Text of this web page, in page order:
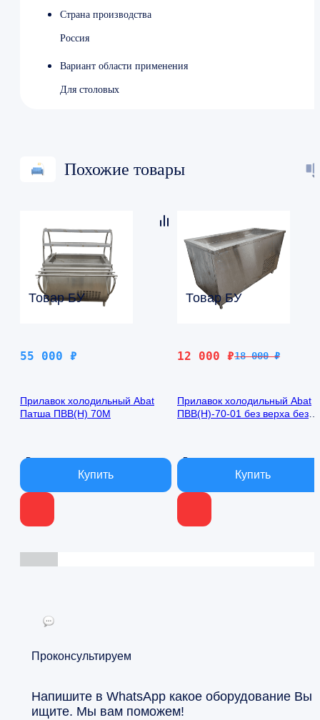
Страна производства
Россия
Вариант области применения
Для столовых
Похожие товары
Товар БУ
55 000 ₽
Прилавок холодильный Abat
Патша ПВВ(Н) 70М
В наличии
Товар БУ
18 000₽
Первоначальная
18
12 000 ₽
Текущая
000 ₽.
Прилавок холодильный Abat
ПВВ(Н)-70-01 без верха без
В наличии
Проконсультируем
Напишите в WhatsApp какое оборудование Вы
ищите. Мы вам поможем!